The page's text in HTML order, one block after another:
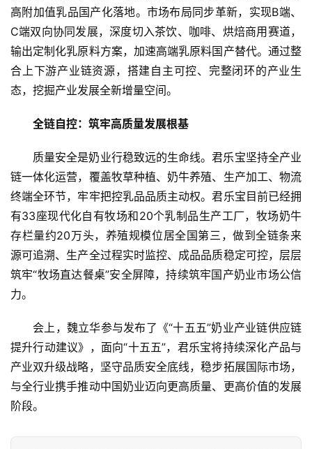
消
费
生
活
财
经
教
育
专
题
车
·
新
能
登录 注册
高附加值乳品国产化落地。市场布局同步革新，实现B端、
C端双向协同发展，深度切入茶饮、咖啡、烘焙商用赛道，
输出定制化乳原料方案，加速高端乳原料国产替代。通过整
合上下游产业链资源，搭建自主可控、完整闭环的产业生
态，挖掘产业发展全新增量空间。
全链自控：筑牢高质量发展根基
质量安全是奶业行稳致远的生命线。君乐宝坚持全产业
链一体化运营，覆盖牧草种植、奶牛养殖、生产加工、物流
终端全环节，牢牢把控乳品品质主动权。君乐宝目前已经拥
有33座现代化自有牧场和20个乳制品生产工厂， 牧场奶牛
存栏量约20万头，养殖规模位居全国第三，做到全链条来
源可追溯、生产全过程实时监控、成品品质稳定可控，层层
筑牢“牧场直达餐桌”安全屏障，持续筑牢国产奶业市场公信
力。
会上，魏立华参与发布了《“十五五”奶业产业链供应链
提升行动建议》，面向“十五五”，君乐宝将持续深化产品与
产业双升级战略，坚守品质安全底线，稳步拓展国际市场，
与全行业携手推动中国奶业迈向更高质量、更高价值的发展
阶段。